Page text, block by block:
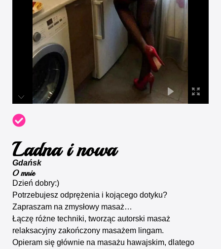
Ladna i nowa
Gdańsk
O mnie
Dzień dobry:)
Potrzebujesz odprężenia i kojącego dotyku?
Zapraszam na zmysłowy masaż…
Łączę różne techniki, tworząc autorski masaż
relaksacyjny zakończony masażem lingam.
Opieram się głównie na masażu hawajskim, dlatego